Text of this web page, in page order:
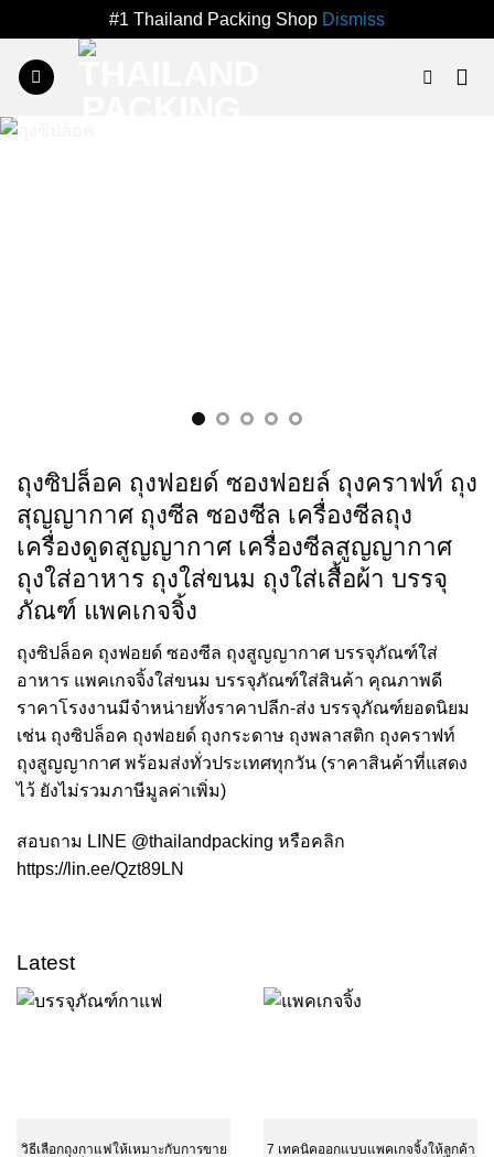
#1 Thailand Packing Shop Dismiss
ถุงซิปล็อค ถุงฟอยด์ ซองฟอยล์ ถุงคราฟท์ ถุง
สุญญากาศ ถุงซีล ซองซีล เครื่องซีลถุง
เครื่องดูดสูญญากาศ เครื่องซีลสูญญากาศ
ถุงใส่อาหาร ถุงใส่ขนม ถุงใส่เสื้อผ้า บรรจุ
ภัณฑ์ แพคเกจจิ้ง
ถุงซิปล็อค ถุงฟอยด์ ซองซีล ถุงสูญญากาศ บรรจุภัณฑ์ใส่
อาหาร แพคเกจจิ้งใส่ขนม บรรจุภัณฑ์ใส่สินค้า คุณภาพดี
ราคาโรงงานมีจำหน่ายทั้งราคาปลีก-ส่ง บรรจุภัณฑ์ยอดนิยม
เช่น ถุงซิปล็อค ถุงฟอยด์ ถุงกระดาษ ถุงพลาสติก ถุงคราฟท์
ถุงสูญญากาศ พร้อมส่งทั่วประเทศทุกวัน (ราคาสินค้าที่แสดง
ไว้ ยังไม่รวมภาษีมูลค่าเพิ่ม)
สอบถาม LINE @thailandpacking หรือคลิก
https://lin.ee/Qzt89LN
Latest
วิธีเลือกถุงกาแฟให้เหมาะกับการขาย
7 เทคนิคออกแบบแพคเกจจิ้งให้ลูกค้า